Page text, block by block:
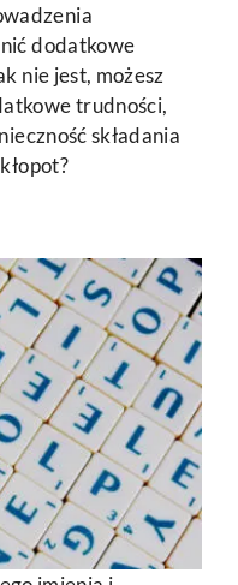
dodatkowe
nie jest, możesz
trudności,
składania